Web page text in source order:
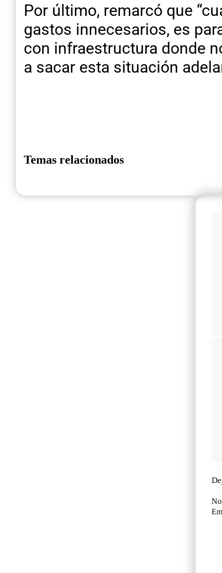
Por último, remarcó que
gastos innecesarios, es
con infraestructura donde
a sacar esta situación
Temas relacionados